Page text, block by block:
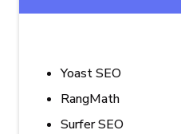
Yoast SEO
RangMath
Surfer SEO